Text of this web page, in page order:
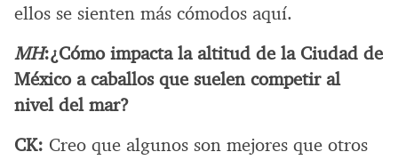
ellos se sienten más cómodos aquí.
MH:¿Cómo impacta la altitud de la Ciudad de
México a caballos que suelen competir al
nivel del mar?
CK: Creo que algunos son mejores que otros